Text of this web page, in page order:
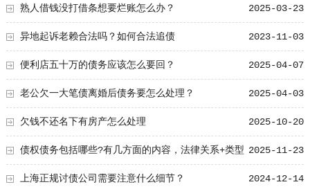
2025-03-23
熟人借钱没打借条想要烂账怎么办？
2023-11-03
异地起诉老赖合法吗？如何合法追债
2025-04-07
便利店五十万的债务应该怎么要回？
2025-04-03
老公欠一大笔债离婚后债务要怎么处理？
2025-10-20
欠钱不还名下有房产怎么处理
2025-11-23
债权债务包括哪些?有几方面的内容，法律关系+类型
详析 2024-12-14
上海正规讨债公司需要注意什么细节？